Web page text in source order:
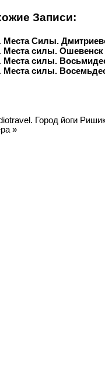
Записи:
Места Силы.
Места силы. Ошевенск
Места силы.
Места силы.
Город йоги
»